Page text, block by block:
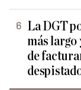
La DGT
más largo
de